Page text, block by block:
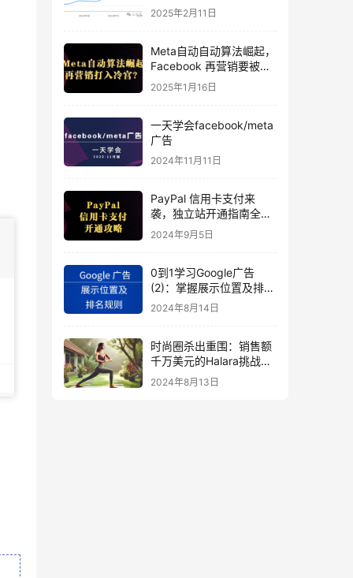
2025年2月11日
Meta自动自动算法崛起，
Facebook 再营销要被打
入冷宫？
2025年1月16日
一天学会facebook/meta
广告
2024年11月11日
PayPal 信用卡支付来
袭，独立站开通指南全揭
秘
2024年9月5日
0到1学习Google广告
(2)：掌握展示位置及排名
规则
2024年8月14日
时尚圈杀出重围：销售额
千万美元的Halara挑战
SHEIN成新时尚巨头
（上）
2024年8月13日